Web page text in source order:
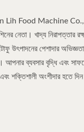
Lih Food Machine Co.,
নেতা। খাদ্য নিরাপত্তার
উৎপাদনের পেশাদার অভিজ্ঞতা
আপনার ব্যবসার বৃদ্ধি এবং
শক্তিশালী অংশীদার হতে